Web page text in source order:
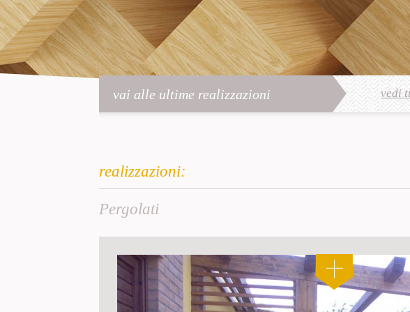
vai alle ultime realizzazioni vedi
realizzazioni:
Pergolati